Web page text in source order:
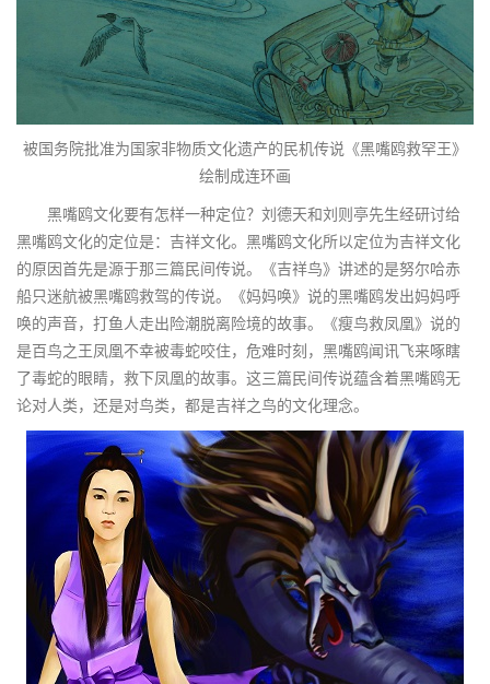
被国务院批准为国家非物质文化遗产的民机传说《黑嘴鸥救罕王》
绘制成连环画
黑嘴鸥文化要有怎样一种定位？刘德天和刘则亭先生经研讨给
黑嘴鸥文化的定位是：吉祥文化。黑嘴鸥文化所以定位为吉祥文化
的原因首先是源于那三篇民间传说。《吉祥鸟》讲述的是努尔哈赤
船只迷航被黑嘴鸥救驾的传说。《妈妈唤》说的黑嘴鸥发出妈妈呼
唤的声音，打鱼人走出险潮脱离险境的故事。《瘦鸟救凤凰》说的
是百鸟之王凤凰不幸被毒蛇咬住，危难时刻，黑嘴鸥闻讯飞来啄瞎
了毒蛇的眼睛，救下凤凰的故事。这三篇民间传说蕴含着黑嘴鸥无
论对人类，还是对鸟类，都是吉祥之鸟的文化理念。